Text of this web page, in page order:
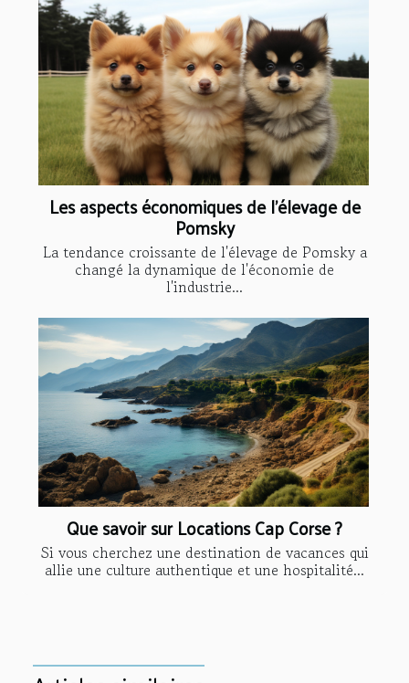
Les aspects économiques de l'élevage de
Pomsky
La tendance croissante de l'élevage de Pomsky a
changé la dynamique de l'économie de
l'industrie...
Que savoir sur Locations Cap Corse ?
Si vous cherchez une destination de vacances qui
allie une culture authentique et une hospitalité...